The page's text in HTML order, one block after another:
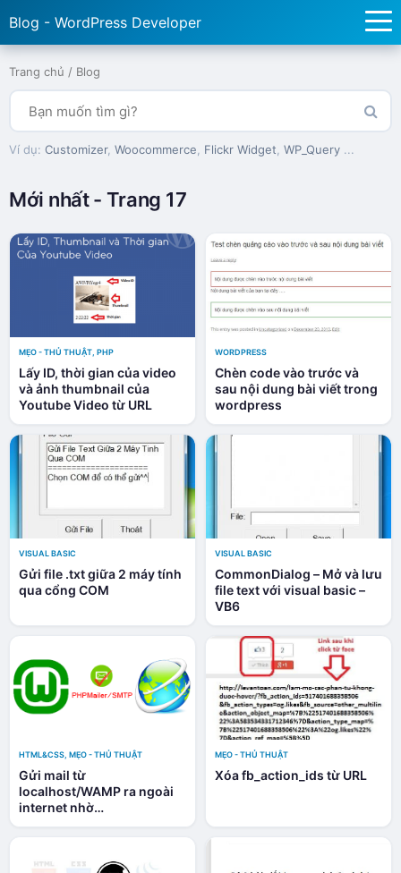
Blog - WordPress Developer
Trang chủ / Blog
Ví dụ: Customizer, Woocommerce Flickr Widget WP_Query ...
Mới nhất - Trang 17
MẸO - THỦ THUẬT PHP
Lấy ID, thời gian của video
và ảnh thumbnail của
Youtube Video từ URL
WORDPRESS
Chèn code vào trước và
sau nội dung bài viết trong
wordpress
VISUAL BASIC
Gửi file .txt giữa 2 máy tính
qua cổng COM
VISUAL BASIC
CommonDialog – Mở và lưu
file text với visual basic –
VB6
HTML&CSS MẸO - THỦ THUẬT
Gửi mail từ
localhost/WAMP ra ngoài
internet nhờ
MẸO - THỦ THUẬT
Xóa fb_action_ids từ URL